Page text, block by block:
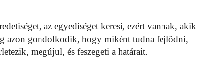
az egyediséget keresi, ezért vannak, akik
azon gondolkodik, hogy miként tudna fejlődni,
megújul, és feszegeti a határait.